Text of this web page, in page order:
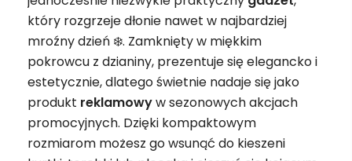
który rozgrzeje dłonie nawet w najbardziej
mroźny dzień ❄️. Zamknięty w miękkim
pokrowcu z dzianiny, prezentuje się elegancko i
estetycznie, dlatego świetnie nadaje się jako
produkt reklamowyw sezonowych akcjach
promocyjnych. Dzięki kompaktowym
rozmiarom możesz go wsunąć do kieszeni